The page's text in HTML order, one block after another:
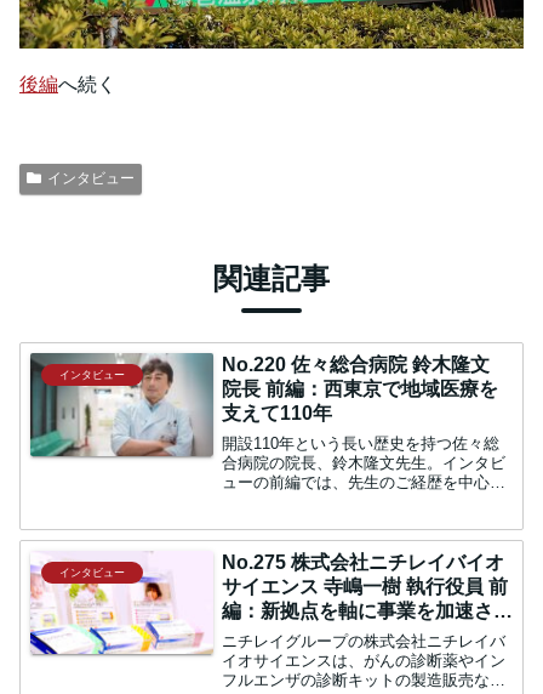
後編へ続く
インタビュー
関連記事
インタビュー
No.220 佐々総合病院 鈴木隆文
院長 前編：西東京で地域医療を
支えて110年
開設110年という長い歴史を持つ佐々総
合病院の院長、鈴木隆文先生。インタビ
ューの前編では、先生のご経歴を中心に
お話を伺います。先生、どうぞよろしく
お願いいたします。鈴...
インタビュー
No.275 株式会社ニチレイバイオ
サイエンス 寺嶋一樹 執行役員 前
編：新拠点を軸に事業を加速させ
る
ニチレイグループの株式会社ニチレイバ
イオサイエンスは、がんの診断薬やイン
フルエンザの診断キットの製造販売な